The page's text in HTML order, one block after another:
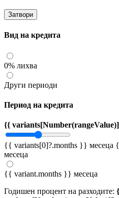
Затвори
Вид на кредита
0% лихва
Други периоди
Период на кредита
{{
{{ variants[0]?.months }} месеца
месеца
{{ variant.months }} месеца
Годишен процент на разходите: